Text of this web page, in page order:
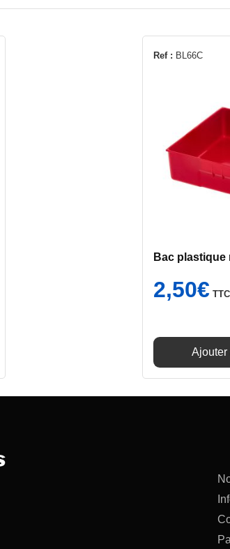
Ref : BL66C
Bac plastique
2,50€ TTC
Ajouter